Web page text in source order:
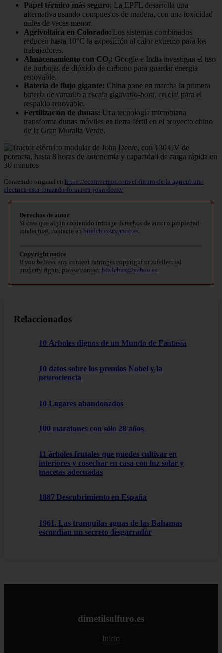
Papel térmico más seguro: La EPFL desarrolla una
alternativa usando compuestos de madera, con una toxicidad
miles de veces menor.
Agrivoltaica en Colorado: Los sistemas combinados
reducen hasta 10°C la exposición al calor extremo para los
trabajadores.
Almacenamiento con CO₂: Google e India investigan el uso
de burbujas de dióxido de carbono para guardar energía
renovable.
Batería de flujo gigante: China pone en marcha la primera
batería de vanadio a escala gigavatio-hora, crucial para el
respaldo renovable.
Fertilización de dunas: Una tecnología microbiana
transforma dunas móviles en tierra fértil en el proyecto chino
de la Gran Muralla Verde.
Contenido original en https://ecoinventos.com/el-futuro-de-la-agricultura-
electrica-esta-tomando-forma-en-john-deere/
Derechos de autor
Si cree que algún contenido infringe derechos de autor o propiedad
intelectual, contacte en bitelchux@yahoo.es
Copyright notice
If you believe any content infringes copyright or intellectual
property rights, please contact bitelchux@yahoo.es
Relaccionados
10 Árboles dignos de un Mundo de Fantasía
10 datos sobre los premios Nobel y la
neurociencia
10 Lugares abandonados
100 maratones con sólo 28 años
11 árboles frutales que puedes cultivar en
interiores y cosechar en casa con luz solar y
macetas adecuadas
1887 Descubrimiento en España
1961. Las tranquilas aguas de las Bahamas
escondían un secreto desgarrador
dimetilsulfuro.es
Inicio